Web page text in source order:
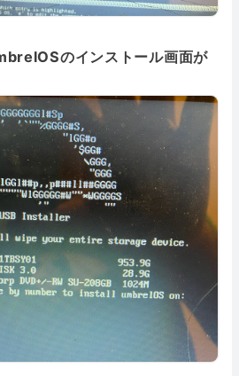
のインストール画面が